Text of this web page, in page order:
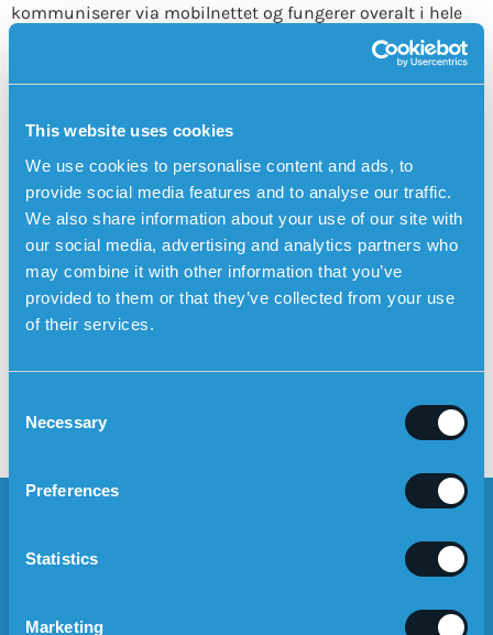
This website uses cookies
We use cookies to personalise content and ads, to
provide social media features and to analyse our traffic.
We also share information about your use of our site with
our social media, advertising and analytics partners who
may combine it with other information that you’ve
provided to them or that they’ve collected from your use
of their services.
s
Necessary
Preferences
Statistics
Marketing
kommuniserer via mobilnettet og fungerer overalt i hele
EU (samt i Storbritannia og Norge). Klokken er vanntett og
LES MER OM SENSOREMS PERSONLIGE ALARM
HER
Posts
navigation
Sensorem deltar i et
pilotprosjekt i Kinda kommune
medisinpåminnelser i sin